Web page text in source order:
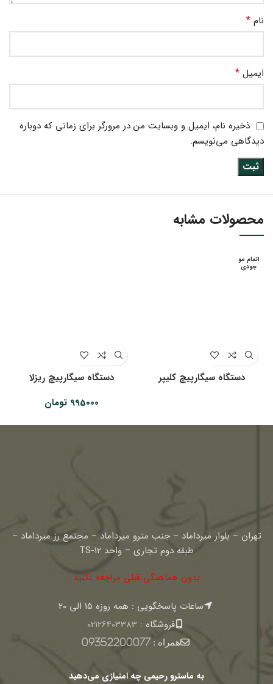
نام *
ایمیل *
ذخیره نام، ایمیل و وبسایت من در مرورگر برای زمانی که دوباره
دیدگاهی می‌نویسم.
محصولات مشابه
اتمام مو
جودی
دستگاه سیگارپیچ کلیپر
دستگاه سیگارپیچ ریزلا
995000 تومان
تهران – بلوار میرداماد – جنب مترو میرداماد – مجتمع رز میرداماد –
طبقه دوم تجاری – واحد TS-12
بدون هماهنگی قبلی مراجعه نکنید
ساعات پاسخگویی : همه روزه 15 الی 20
فروشگاه : 02126403383
همراه :09352200077
به ماسترو رحیمی چه امتیازی می‌دهید